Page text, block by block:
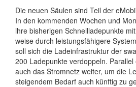
Die neuen Säulen sind Teil der
In den kommenden Wochen und
ihre bisherigen Schnell­lade­punkte
weise durch leistungs­fähigere
soll sich die Lade­infra­struktur der
200 Lade­punkte verdoppeln.
auch das Strom­netz weiter, um die
steigendem Bedarf auch künftig zu